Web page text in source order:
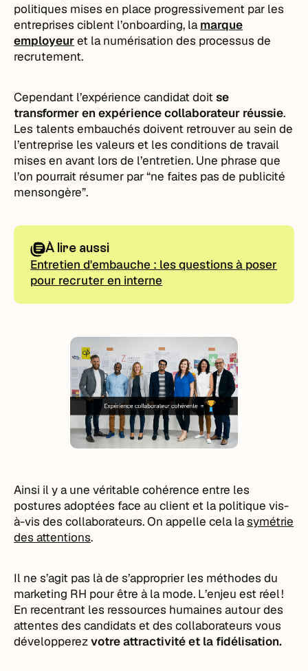
politiques mises en place progressivement par les
entreprises ciblent l’onboarding, lamarque
employeuret la numérisation des processus de
recrutement.
Cependant l’expérience candidat doitse
transformer en expérience collaborateur réussie.
Les talents embauchés doivent retrouver au sein de
l’entreprise les valeurs et les conditions de travail
mises en avant lors de l’entretien. Une phrase que
l’on pourrait résumer par “ne faites pas de publicité
mensongère”.
À lire aussi
Entretien d'embauche : les questions à poser
pour recruter en interne
Ainsi il y a une véritable cohérence entre les
postures adoptées face au client et la politique vis-
à-vis des collaborateurs. On appelle cela lasymétrie
des attentions.
Il ne s’agit pas là de s’approprier les méthodes du
marketing RH pour être à la mode. L’enjeu est réel !
En recentrant les ressources humaines autour des
attentes des candidats et des collaborateurs vous
développerezvotre attractivité et la fidélisation.